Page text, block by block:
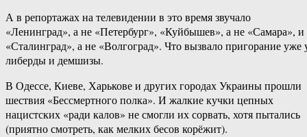
А в репортажах на телевидении в это время звучало
«Ленинград», а не «Петербург», «Куйбышев», а не «Самара», и
«Сталинград», а не «Волгоград». Что вызвало пригорание уже
либерды и демшизы.
В Одессе, Киеве, Харькове и других городах Украины прошли
шествия «Бессмертного полка». И жалкие кучки цепных
нацистских «ради калов» не смогли их сорвать, хотя пытались
(приятно смотреть, как мелких бесов корёжит).